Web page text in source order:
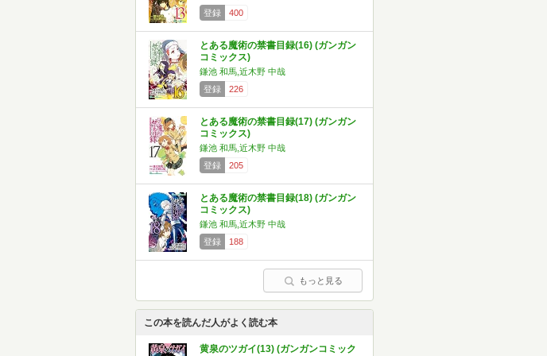
登録
400
とある魔術の禁書目録(16) (ガンガン
コミックス)
鎌池 和馬,近木野 中哉
登録
226
とある魔術の禁書目録(17) (ガンガン
コミックス)
鎌池 和馬,近木野 中哉
登録
205
とある魔術の禁書目録(18) (ガンガン
コミックス)
鎌池 和馬,近木野 中哉
登録
188
もっと見る
この本を読んだ人がよく読む本
黄泉のツガイ(13) (ガンガンコミック